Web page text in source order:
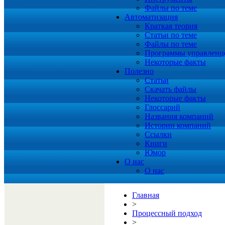
Файлы по теме
Автоматизация
Краткая теория
Статьи по теме
Файлы по теме
Программы
Некоторые факты
Полезно
Статьи
Скачать файлы
Некоторые факты
Глоссарий
Названия компаний
Истории компаний
Ссылки
Книги
Юмор
О нас
О нас
Главная
>
Процессный подход
>